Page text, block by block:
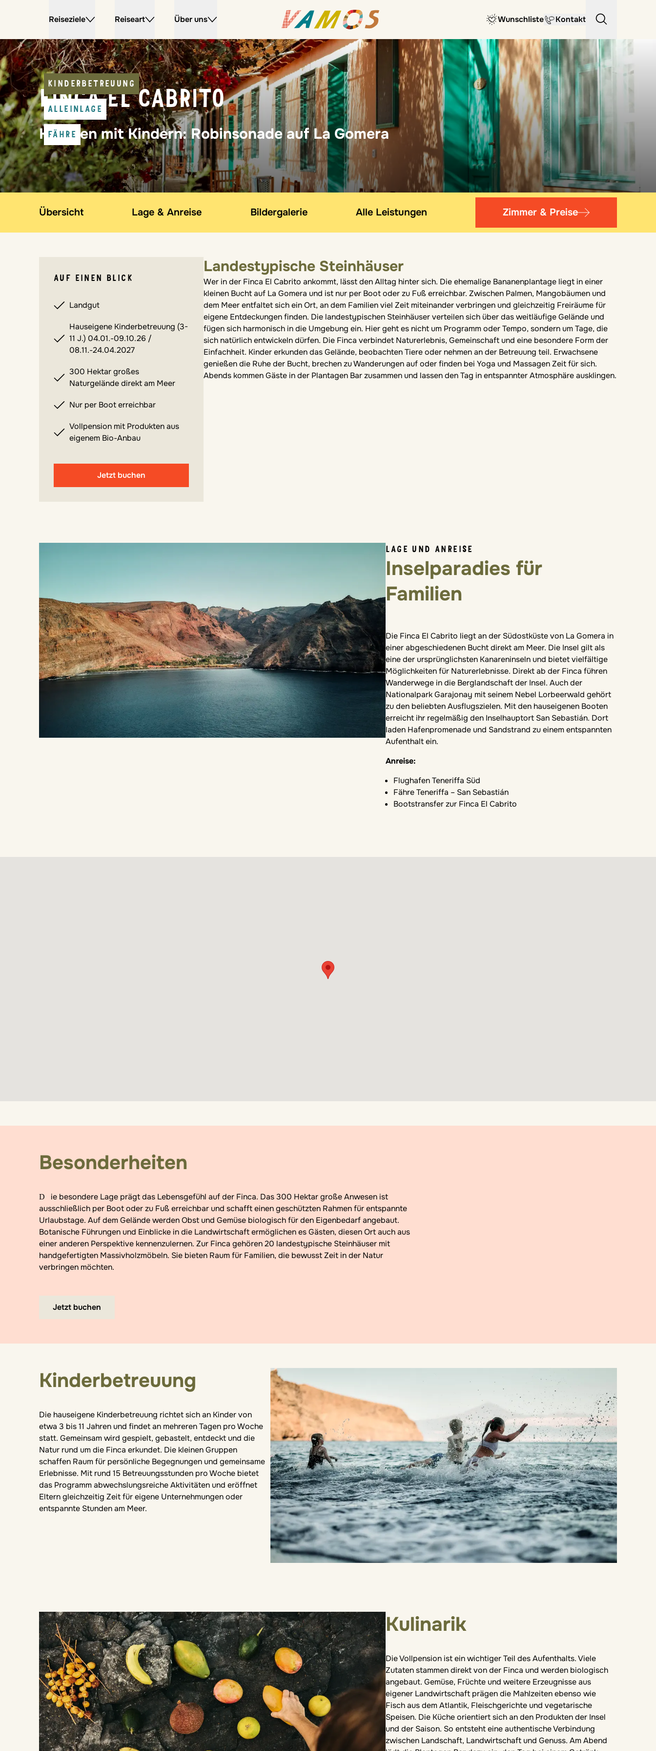
Reiseziele Reiseart Über uns Wunschliste Kontakt
KINDERBETREUUNG
ALLEINLAGE
FÄHRE
FINCA EL CABRITO
Kanaren mit Kindern: Robinsonade auf La Gomera
Übersicht Lage & Anreise Bildergalerie Alle Leistungen Zimmer & Preise
AUF EINEN BLICK
Landgut
Hauseigene Kinderbetreuung (3-
11 J.) 04.01.-09.10.26 /
08.11.-24.04.2027
300 Hektar großes
Naturgelände direkt am Meer
Nur per Boot erreichbar
Vollpension mit Produkten aus
eigenem Bio-Anbau
Jetzt buchen
Landestypische Steinhäuser
ChatGPT:
Wer in der Finca El Cabrito ankommt, lässt den Alltag hinter sich. Die ehemalige Bananenplantage liegt in einer
kleinen Bucht auf La Gomera und ist nur per Boot oder zu Fuß erreichbar. Zwischen Palmen, Mangobäumen und
dem Meer entfaltet sich ein Ort, an dem Familien viel Zeit miteinander verbringen und gleichzeitig Freiräume für
eigene Entdeckungen finden. Die landestypischen Steinhäuser verteilen sich über das weitläufige Gelände und
fügen sich harmonisch in die Umgebung ein. Hier geht es nicht um Programm oder Tempo, sondern um Tage, die
sich natürlich entwickeln dürfen. Die Finca verbindet Naturerlebnis, Gemeinschaft und eine besondere Form der
Einfachheit. Kinder erkunden das Gelände, beobachten Tiere oder nehmen an der Betreuung teil. Erwachsene
genießen die Ruhe der Bucht, brechen zu Wanderungen auf oder finden bei Yoga und Massagen Zeit für sich.
Abends kommen Gäste in der Plantagen Bar zusammen und lassen den Tag in entspannter Atmosphäre ausklingen.
LAGE UND ANREISE
Inselparadies für
Familien
Die Finca El Cabrito liegt an der Südostküste von La Gomera in
einer abgeschiedenen Bucht direkt am Meer. Die Insel gilt als
eine der ursprünglichsten Kanareninseln und bietet vielfältige
Möglichkeiten für Naturerlebnisse. Direkt ab der Finca führen
Wanderwege in die Berglandschaft der Insel. Auch der
Nationalpark Garajonay mit seinem Nebel Lorbeerwald gehört
zu den beliebten Ausflugszielen. Mit den hauseigenen Booten
erreicht ihr regelmäßig den Inselhauptort San Sebastián. Dort
laden Hafenpromenade und Sandstrand zu einem entspannten
Aufenthalt ein.
Anreise:
Flughafen Teneriffa Süd
Fähre Teneriffa – San Sebastián
Bootstransfer zur Finca El Cabrito
Besonderheiten
Die besondere Lage prägt das Lebensgefühl auf der Finca. Das 300 Hektar große Anwesen ist
ausschließlich per Boot oder zu Fuß erreichbar und schafft einen geschützten Rahmen für entspannte
Urlaubstage. Auf dem Gelände werden Obst und Gemüse biologisch für den Eigenbedarf angebaut.
Botanische Führungen und Einblicke in die Landwirtschaft ermöglichen es Gästen, diesen Ort auch aus
einer anderen Perspektive kennenzulernen. Zur Finca gehören 20 landestypische Steinhäuser mit
handgefertigten Massivholzmöbeln. Sie bieten Raum für Familien, die bewusst Zeit in der Natur
verbringen möchten.
Jetzt buchen
Kinderbetreuung
Die hauseigene Kinderbetreuung richtet sich an Kinder von
etwa 3 bis 11 Jahren und findet an mehreren Tagen pro Woche
statt. Gemeinsam wird gespielt, gebastelt, entdeckt und die
Natur rund um die Finca erkundet. Die kleinen Gruppen
schaffen Raum für persönliche Begegnungen und gemeinsame
Erlebnisse. Mit rund 15 Betreuungsstunden pro Woche bietet
das Programm abwechslungsreiche Aktivitäten und eröffnet
Eltern gleichzeitig Zeit für eigene Unternehmungen oder
entspannte Stunden am Meer.
Kulinarik
Die Vollpension ist ein wichtiger Teil des Aufenthalts. Viele
Zutaten stammen direkt von der Finca und werden biologisch
angebaut. Gemüse, Früchte und weitere Erzeugnisse aus
eigener Landwirtschaft prägen die Mahlzeiten ebenso wie
Fisch aus dem Atlantik, Fleischgerichte und vegetarische
Speisen. Die Küche orientiert sich an den Produkten der Insel
und der Saison. So entsteht eine authentische Verbindung
zwischen Landschaft, Landwirtschaft und Genuss. Am Abend